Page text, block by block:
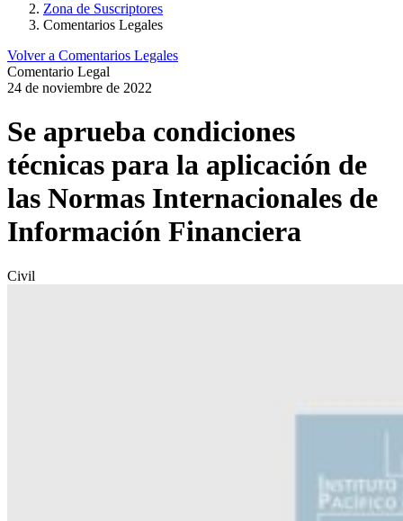
Zona de Suscriptores
Comentarios Legales
Volver a Comentarios Legales
Comentario Legal
24 de noviembre de 2022
Se aprueba condiciones
técnicas para la aplicación de
las Normas Internacionales de
Información Financiera
Civil